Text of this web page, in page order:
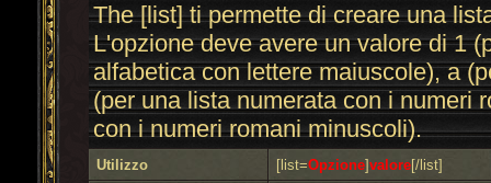
The [list] ti permette di creare una
L'opzione deve avere un valore di 1
alfabetica con lettere maiuscole), a
(per una lista numerata con i numeri
con i numeri romani minuscoli).
Utilizzo [list=Opzione]valore[/list]